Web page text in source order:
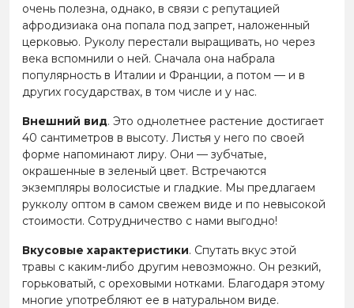
очень полезна, однако, в связи с репутацией
афродизиака она попала под запрет, наложенный
церковью. Руколу перестали выращивать, но через
века вспомнили о ней. Сначала она набрала
популярность в Италии и Франции, а потом — и в
других государствах, в том числе и у нас.
Внешний вид. Это однолетнее растение достигает
40 сантиметров в высоту. Листья у него по своей
форме напоминают лиру. Они — зубчатые,
окрашенные в зеленый цвет. Встречаются
экземпляры волосистые и гладкие. Мы предлагаем
рукколу оптом в самом свежем виде и по невысокой
стоимости. Сотрудничество с нами выгодно!
Вкусовые характеристики. Спутать вкус этой
травы с каким-либо другим невозможно. Он резкий,
горьковатый, с ореховыми нотками. Благодаря этому
многие употребляют ее в натуральном виде.